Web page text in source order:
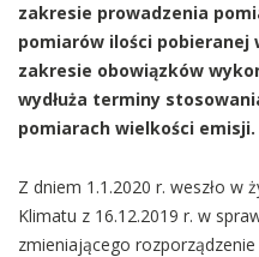
zakresie prowadzenia
pomiarów ilości pobieranej
zakresie obowiązków
wydłuża terminy
pomiarach wielkości emisji.
Z dniem 1.1.2020 r. weszło w
Klimatu z 16.12.2019 r. w
zmieniającego